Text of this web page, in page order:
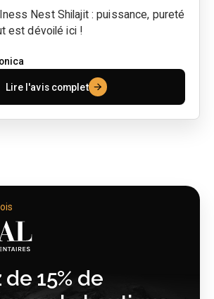
Nest Shilajit : puissance, pureté
est dévoilé ici !
Lire l'avis complet
15% de